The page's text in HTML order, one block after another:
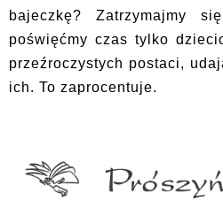
bajeczkę? Zatrzymajmy
poświęćmy czas tylko
przeźroczystych postaci,
ich. To zaprocentuje.